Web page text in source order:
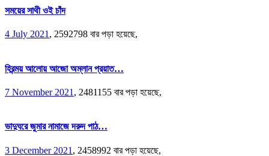
সময়ের সাথী ওই চাঁদ
4 July 2021, 2592798 বার পড়া হয়েছে,
হিরন্ময় আলোয় আজো অম্লান প্রয়াত…
7 November 2021 , 2481155 বার পড়া হয়েছে,
ভাদুঘরে জুমার নামাজে দরুদ পাঠ…
3 December 2021 , 2458992 বার পড়া হয়েছে,